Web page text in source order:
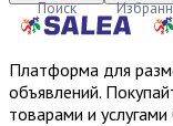
Поиск
Платформа для
объявлений.
товарами и